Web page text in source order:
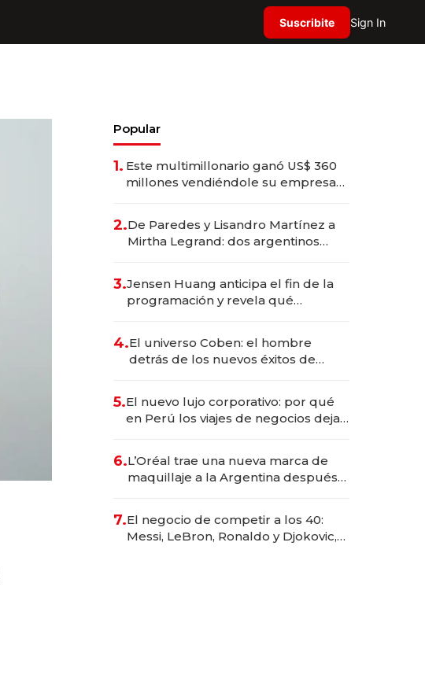
Suscribite Sign In
Popular
1. Este multimillonario ganó US$ 360
millones vendiéndole su empresa
2.De Paredes y Lisandro Martínez a
Mirtha Legrand: dos argentinos
3.Jensen Huang anticipa el fin de la
programación y revela qué
4.El universo Coben: el hombre
detrás de los nuevos éxitos de
5.El nuevo lujo corporativo: por qué
en Perú los viajes de negocios dejan
6.L’Oréal trae una nueva marca de
maquillaje a la Argentina después
7.El negocio de competir a los 40:
Messi, LeBron, Ronaldo y Djokovic,